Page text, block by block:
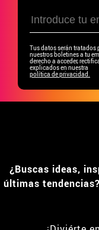
Tus datos serán tratados
nuestros boletines a tu
derecho a acceder,
explicados en nuestra
política de privacidad.
¿Buscas ideas,
últimas tendencias?